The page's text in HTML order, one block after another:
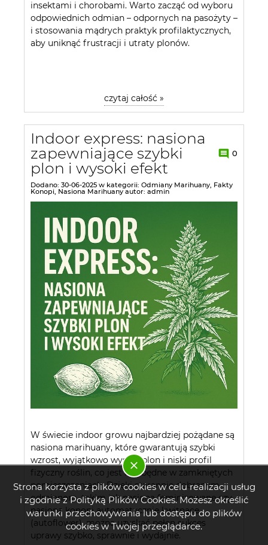
Strona korzysta z plików cookies w celu realizacji usług
i zgodnie z Polityką Plików Cookies. Możesz określić
warunki przechowywania lub dostępu do plików
cookies w Twojej przeglądarce.
insektami i chorobami. Warto zacząć od wyboru
odpowiednich odmian – odpornych na pasożyty –
i stosowania mądrych praktyk profilaktycznych,
aby uniknąć frustracji i utraty plonów.
czytaj całość »
Indoor express: nasiona
zapewniające szybki
plon i wysoki efekt
0
Dodano: 30-06-2025 w kategorii: Odmiany Marihuany, Fakty
Konopi, Nasiona Marihuany autor: admin
W świecie indoor growu najbardziej pożądane są
nasiona marihuany, które gwarantują szybki
wzrost, wyjątkowo wysoki plon i niski profil
fizyczny roślin, co jest niezbędne w zamkniętych
pomieszczeniach. Dzięki starannie dobranym
odmianom, takim jak nasiona feminizowane czy
nasiona konopi automatycznie kwitnące
(autoflower), można uzyskać pełen sukces
uprawy szybko, sprawnie i wydajnie.